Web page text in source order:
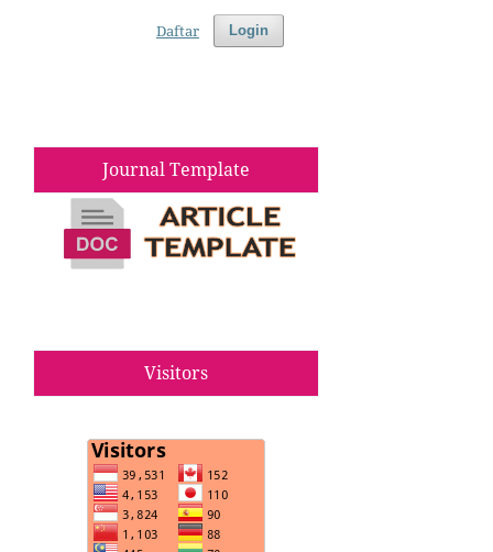
Login
Daftar
Journal Template
Visitors